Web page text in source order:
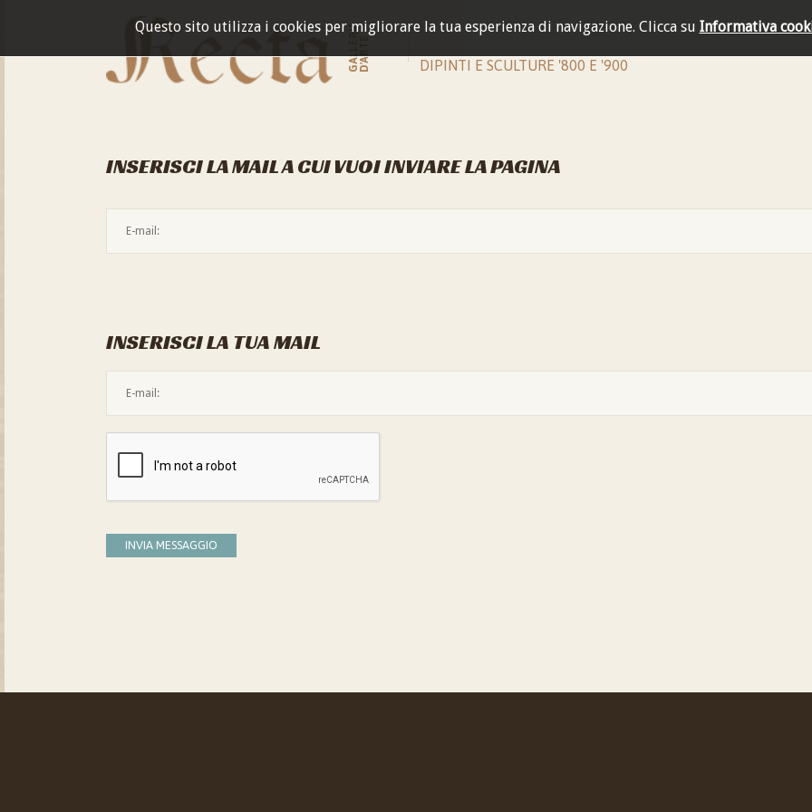
Questo sito utilizza i cookies per migliorare la tua esperienza di navigazione. Clicca su Informativa
GALLERIAD'ARTE DIPINTI E SCULTURE '800 E '900
INSERISCI LA MAIL A CUI VUOI INVIARE LA PAGINA
INSERISCI LA TUA MAIL
INVIA MESSAGGIO